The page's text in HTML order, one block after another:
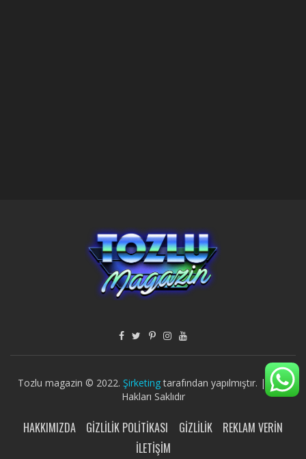
Tozlu magazin © 2022. Şirketingtarafından yapılmıştır. | Tüm
Hakları Saklıdır
HAKKIMIZDA GIZLILIK POLITIKASI GIZLILIK
REKLAM VERIN
İLETIŞIM